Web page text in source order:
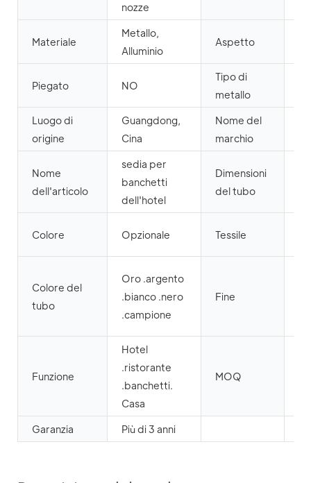
nozze
Materiale
Metallo,
Alluminio
Aspetto
Piegato NO
Tipo di
metallo
Luogo di
origine
Guangdong,
Cina
Nome del
marchio
Nome
dell'articolo
sedia per
banchetti
dell'hotel
Dimensioni
del tubo
Colore Opzionale Tessile
Colore del
tubo
Oro .argento
.bianco .nero
.campione
Fine
Funzione
Hotel
.ristorante
.banchetti.
Casa
MOQ
Garanzia Più di 3 anni